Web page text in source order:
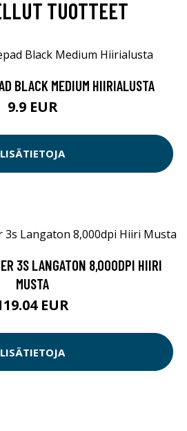
TUOTTEET
BLACK MEDIUM HIIRIALUSTA
9.9 EUR
LISÄTIETOJA
3S LANGATON 8,000DPI HIIRI
MUSTA
EUR
LISÄTIETOJA